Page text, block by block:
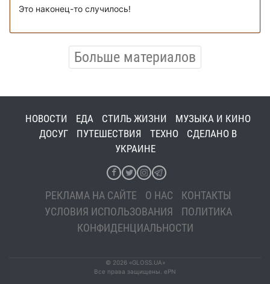
Это наконец-то случилось!
Больше материалов
НОВОСТИ ЕДА СТИЛЬ ЖИЗНИ
МУЗЫКА И КИНО
ДОСУГ
ПУТЕШЕСТВИЯ ТЕХНО
СДЕЛАНО В
УКРАИНЕ
РЕКЛАМА НА САЙТЕ О НАС
КОНТАКТЫ
УСЛОВИЯ ИСПОЛЬЗОВАНИЯ
ПОЛИТИКА
КОНФИДЕНЦИАЛЬНОСТИ
© 2026 «GLOSS.UA»
Все права защищены. ePN